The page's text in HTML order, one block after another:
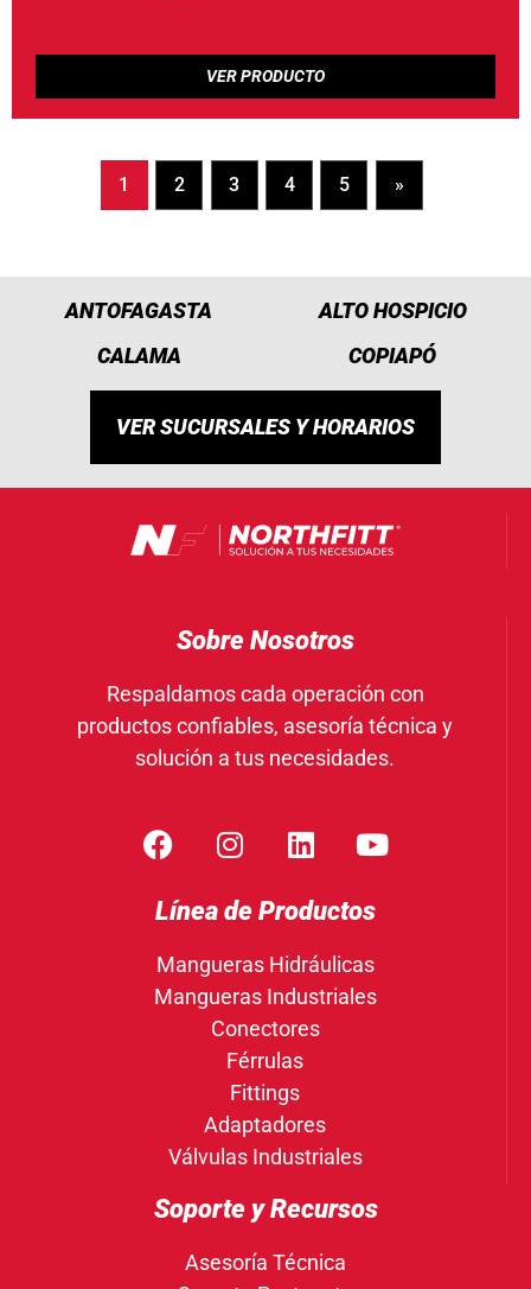
1 2 3 4 5 »
ANTOFAGASTA
ALTO HOSPICIO
CALAMA
COPIAPÓ
VER SUCURSALES Y HORARIOS
Sobre Nosotros
Respaldamos cada operación con
productos confiables, asesoría técnica y
solución a tus necesidades.
Línea de Productos
Mangueras Hidráulicas
Mangueras Industriales
Conectores
Férrulas
Fittings
Adaptadores
Válvulas Industriales
Soporte y Recursos
Asesoría Técnica